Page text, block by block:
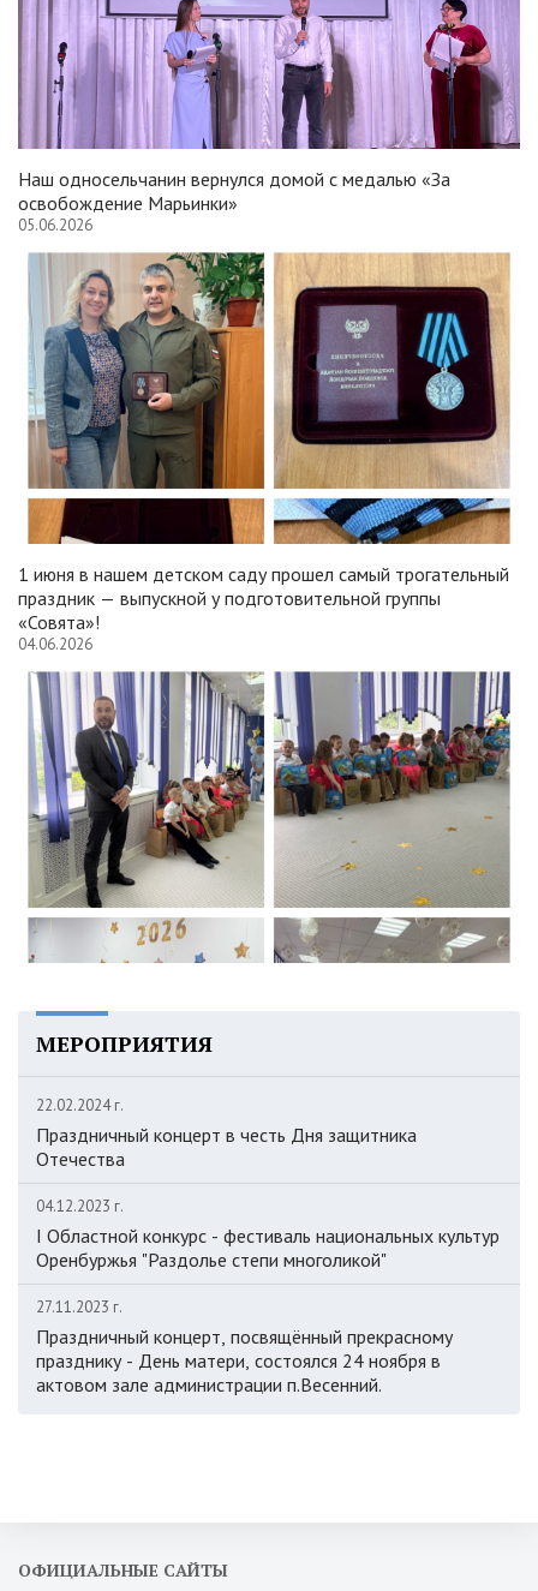
Наш односельчанин вернулся домой с медалью «За
освобождение Марьинки»
05.06.2026
1 июня в нашем детском саду прошел самый трогательный
праздник — выпускной у подготовительной группы
«Совята»!
04.06.2026
МЕРОПРИЯТИЯ
22.02.2024 г.
Праздничный концерт в честь Дня защитника
Отечества
04.12.2023 г.
I Областной конкурс - фестиваль национальных культур
Оренбуржья "Раздолье степи многоликой"
27.11.2023 г.
Праздничный концерт, посвящённый прекрасному
празднику - День матери, состоялся 24 ноября в
актовом зале администрации п.Весенний.
ОФИЦИАЛЬНЫЕ САЙТЫ